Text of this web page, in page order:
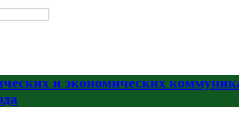
и экономических